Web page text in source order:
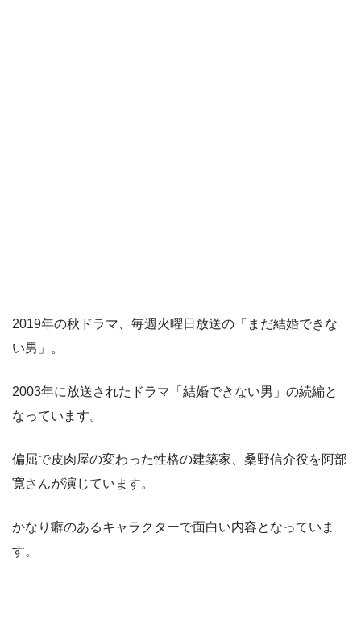
2019年の秋ドラマ、毎週火曜日放送の「まだ結婚できな
い男」。
2003年に放送されたドラマ「結婚できない男」の続編と
なっています。
偏屈で皮肉屋の変わった性格の建築家、桑野信介役を阿部
寛さんが演じています。
かなり癖のあるキャラクターで面白い内容となっていま
す。